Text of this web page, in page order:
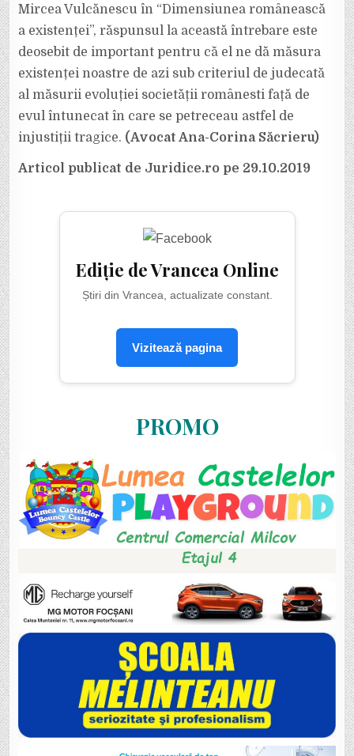
Mircea Vulcănescu în “Dimensiunea românească
a existenței”, răspunsul la această întrebare este
deosebit de important pentru că el ne dă măsura
existenței noastre de azi sub criteriul de judecată
al măsurii evoluției societății românesti față de
evul întunecat în care se petreceau astfel de
injustiții tragice. (Avocat Ana-Corina Săcrieru)
Articol publicat de Juridice.ro pe 29.10.2019
Ediție de Vrancea Online
Știri din Vrancea, actualizate constant.
Vizitează pagina
PROMO